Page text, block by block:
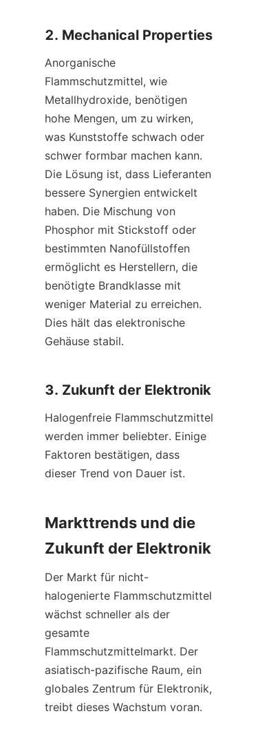
2. Mechanical Properties
Anorganische
Flammschutzmittel, wie
Metallhydroxide, benötigen
hohe Mengen, um zu wirken,
was Kunststoffe schwach oder
schwer formbar machen kann.
Die Lösung ist, dass Lieferanten
bessere Synergien entwickelt
haben. Die Mischung von
Phosphor mit Stickstoff oder
bestimmten Nanofüllstoffen
ermöglicht es Herstellern, die
benötigte Brandklasse mit
weniger Material zu erreichen.
Dies hält das elektronische
Gehäuse stabil.
3. Zukunft der Elektronik
Halogenfreie Flammschutzmittel
werden immer beliebter. Einige
Faktoren bestätigen, dass
dieser Trend von Dauer ist.
Markttrends und die
Zukunft der Elektronik
Der Markt für nicht-
halogenierte Flammschutzmittel
wächst schneller als der
gesamte
Flammschutzmittelmarkt. Der
asiatisch-pazifische Raum, ein
globales Zentrum für Elektronik,
treibt dieses Wachstum voran.